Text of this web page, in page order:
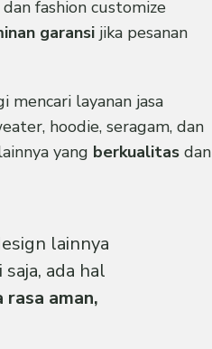
fashion customize
garansi jika pesanan
mencari layanan jasa
hoodie, seragam, dan
yang berkualitas dan
lainnya
ada hal
rasa aman,